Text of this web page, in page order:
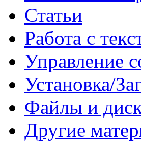
Статьи
Работа с
Управление
Установка/
Файлы и
Другие